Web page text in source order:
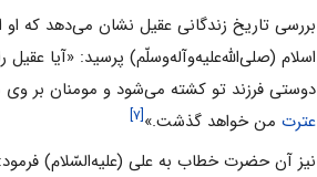
بررسی تاریخ زندگانی عقیل نشان می‌دهد که
اسلام (صلی‌الله‌علیه‌و‌آله‌وسلّم) پرسید: «آیا
دوستی فرزند تو کشته می‌شود و مومنان بر وی
عترت من خواهد گذشت.»[۷]
نیز آن حضرت خطاب به علی (علیه‌السّلام)